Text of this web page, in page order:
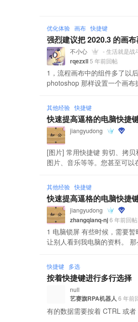
优化体验 画布 快捷键
强烈建议把 2020.3 的画
不小心 - 生活就是战
rqezxll5 年前回帖
1，流程画布中的组件多了以
photoshop 那样设置一个画
其他经验 快捷键
快速提高逼格的电脑快捷
jiangyudong
[图片] 常用快捷键 剪切、拷
图片、音乐等等。您甚至可
其他经验 快捷键
快速提高逼格的电脑快捷
jiangyudong
zhangqianq-nj6 年前回帖
1 电脑锁屏 有些时候，需要
让别人看到我电脑的资料。
快捷键 多选
按着快捷键进行多行选择
null
艺赛旗RPA机器人 6 年前
有的数据需要按着 CTRL 或